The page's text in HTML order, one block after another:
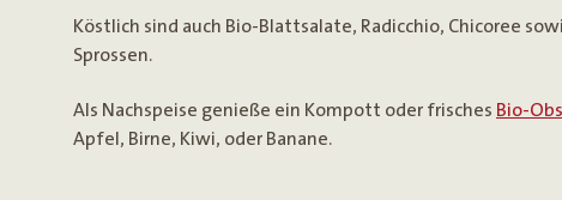
Köstlich sind auch Bio-Blattsalate, Radicchio, Chicoree
Sprossen.
Als Nachspeise genieße ein Kompott oder frisches Bio-
Apfel, Birne, Kiwi, oder Banane.